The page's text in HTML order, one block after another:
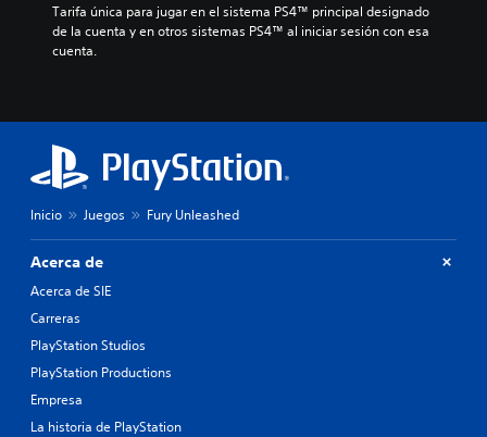
Tarifa única para jugar en el sistema PS4™ principal designado
de la cuenta y en otros sistemas PS4™ al iniciar sesión con esa
cuenta.
Inicio Juegos Fury Unleashed
Acerca de
Acerca de SIE
Carreras
PlayStation Studios
PlayStation Productions
Empresa
La historia de PlayStation